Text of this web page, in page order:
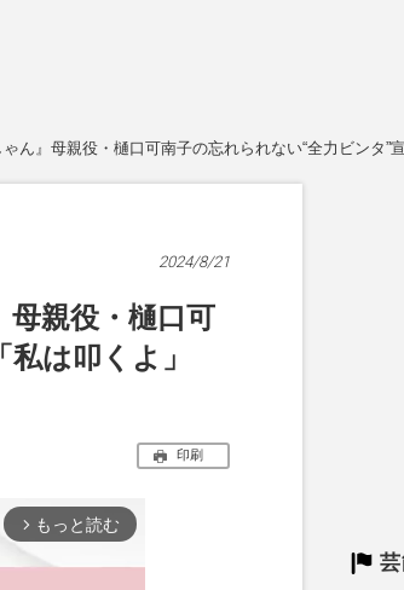
ん』母親役・樋口可南子の忘れられない“全力ビンタ”
2024/8/21
親役・樋口可
は叩くよ」
印刷
arrow_forward_ios もっと読む